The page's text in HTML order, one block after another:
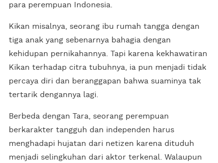
para perempuan Indonesia.
Kikan misalnya, seorang ibu rumah tangga dengan
tiga anak yang sebenarnya bahagia dengan
kehidupan pernikahannya. Tapi karena kekhawatiran
Kikan terhadap citra tubuhnya, ia pun menjadi tidak
percaya diri dan beranggapan bahwa suaminya tak
tertarik dengannya lagi.
Berbeda dengan Tara, seorang perempuan
berkarakter tangguh dan independen harus
menghadapi hujatan dari netizen karena dituduh
menjadi selingkuhan dari aktor terkenal. Walaupun